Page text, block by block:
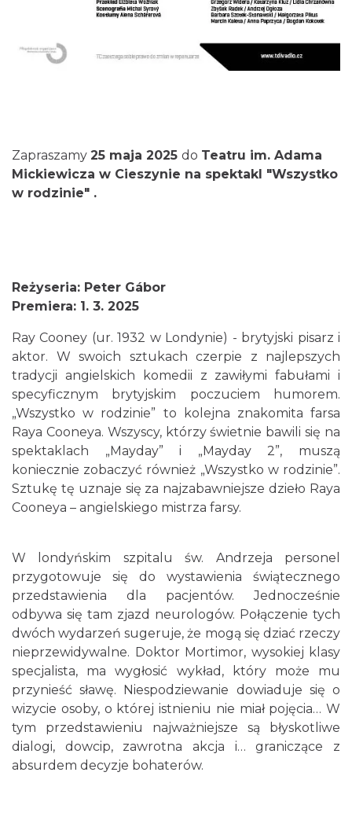
2026-10-24
0.00 km
Cieszyn
Patroni cieszyńskich ulic - wystawa
Cieszyn
2026-07-03
0.08 km
lecia Muzeum Drukarstwa w Cieszynie
Cieszyn
2026-07-01
0.11 km
Cieszyn
2026-08-07
0.21 km
Zapraszamy 25 maja 2025 do Teatru im. Adama
Mickiewicza w Cieszynie na spektakl "Wszystko
w rodzinie" .
Reżyseria: Peter Gábor
Premiera: 1. 3. 2025
Ray Cooney (ur. 1932 w Londynie) - brytyjski pisarz i
aktor. W swoich sztukach czerpie z najlepszych
tradycji angielskich komedii z zawiłymi fabułami i
specyficznym brytyjskim poczuciem humorem.
„Wszystko w rodzinie” to kolejna znakomita farsa
Raya Cooneya. Wszyscy, którzy świetnie bawili się na
spektaklach „Mayday” i „Mayday 2”, muszą
koniecznie zobaczyć również „Wszystko w rodzinie”.
Sztukę tę uznaje się za najzabawniejsze dzieło Raya
Cooneya – angielskiego mistrza farsy.
W londyńskim szpitalu św. Andrzeja personel
przygotowuje się do wystawienia świątecznego
przedstawienia dla pacjentów. Jednocześnie
odbywa się tam zjazd neurologów. Połączenie tych
dwóch wydarzeń sugeruje, że mogą się dziać rzeczy
nieprzewidywalne. Doktor Mortimor, wysokiej klasy
specjalista, ma wygłosić wykład, który może mu
przynieść sławę. Niespodziewanie dowiaduje się o
wizycie osoby, o której istnieniu nie miał pojęcia… W
tym przedstawieniu najważniejsze są błyskotliwe
dialogi, dowcip, zawrotna akcja i… graniczące z
absurdem decyzje bohaterów.